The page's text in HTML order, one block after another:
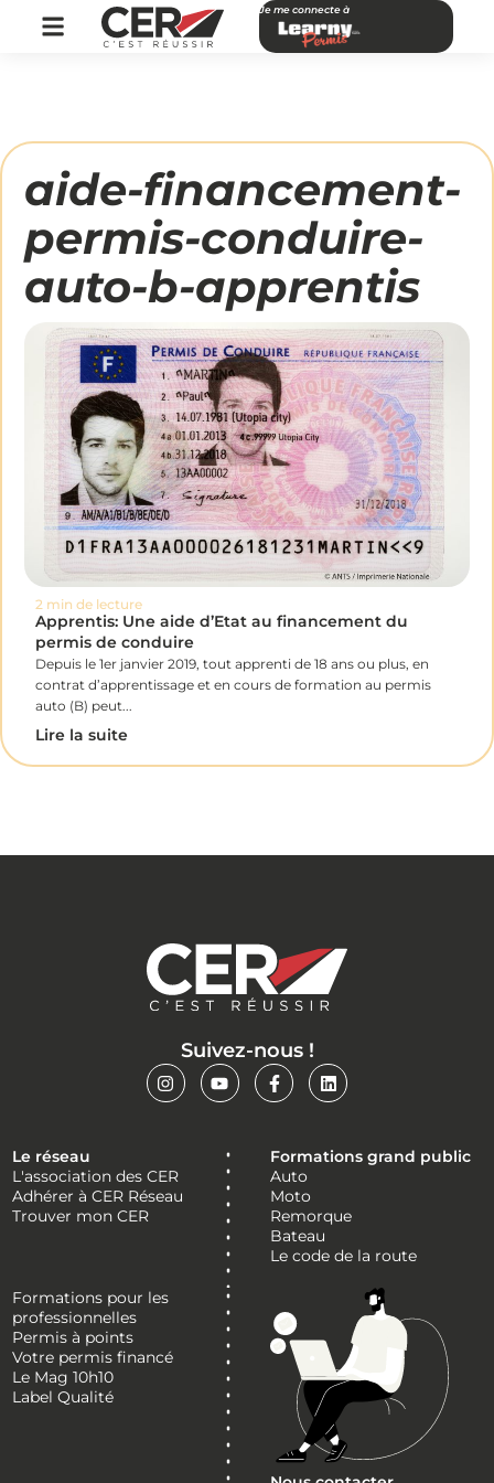
Je me connecte à
aide-financement-
permis-conduire-
auto-b-apprentis
2 min de lecture
Apprentis: Une aide d’Etat au financement du
permis de conduire
Depuis le 1er janvier 2019, tout apprenti de 18 ans ou plus, en
contrat d’apprentissage et en cours de formation au permis
auto (B) peut...
Lire la suite
Suivez-nous !
Le réseau
L'association des CER
Adhérer à CER Réseau
Trouver mon CER
Formations grand public
Auto
Moto
Remorque
Bateau
Le code de la route
Formations pour les
professionnelles
Permis à points
Votre permis financé
Le Mag 10h10
Label Qualité